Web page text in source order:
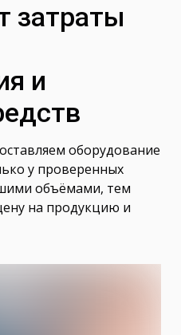
затраты
и
оборудование
у проверенных
объёмами, тем
на продукцию и